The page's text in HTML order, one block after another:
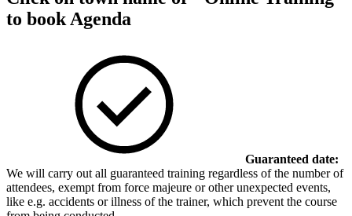
to book Agenda
Guaranteed date:
We will carry out all guaranteed training regardless of the number of
attendees, exempt from force majeure or other unexpected events,
like e.g. accidents or illness of the trainer, which prevent the course